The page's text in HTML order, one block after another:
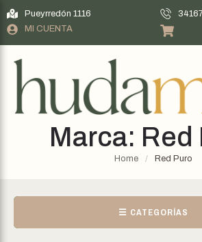
Pueyrredón 1116
MI CUENTA
Marca: Red
Home / Red Puro
☰ CATEGORÍAS